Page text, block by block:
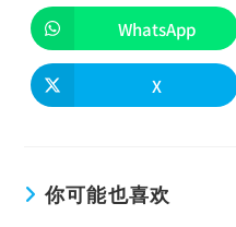
WhatsApp
X
你可能也喜欢